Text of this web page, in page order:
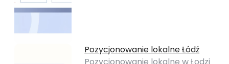
Pozycjonowanie lokalne Łódź